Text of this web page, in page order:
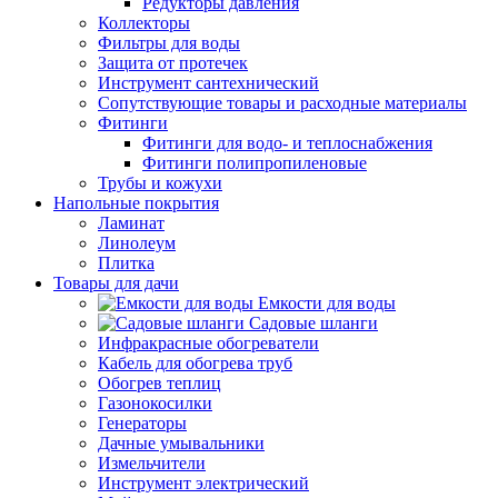
Коллекторы
Фильтры для воды
Защита от протечек
Инструмент сантехнический
Сопутствующие товары и расходные материалы
Фитинги
Фитинги для водо- и теплоснабжения
Фитинги полипропиленовые
Трубы и кожухи
Напольные покрытия
Ламинат
Линолеум
Плитка
Товары для дачи
Емкости для воды
Садовые шланги
Инфракрасные обогреватели
Кабель для обогрева труб
Обогрев теплиц
Газонокосилки
Генераторы
Дачные умывальники
Измельчители
Инструмент электрический